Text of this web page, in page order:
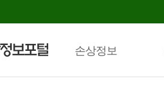
손상정보